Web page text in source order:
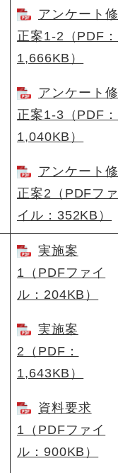
アンケート修
正案1-2（PDF：
1,666KB）
アンケート修
正案1-3（PDF：
1,040KB）
アンケート修
正案2（PDFファ
イル：352KB）
実施案
1（PDFファイ
ル：204KB）
実施案
2（PDF：
1,643KB）
資料要求
1（PDFファイ
ル：900KB）